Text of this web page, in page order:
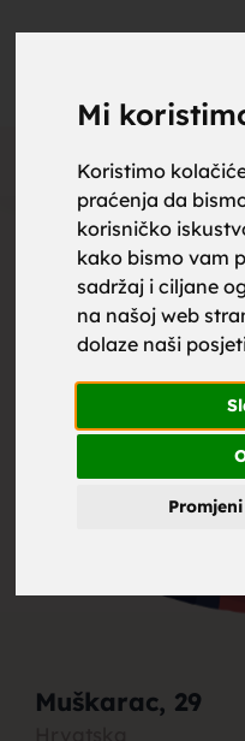
Mi
Koristimo
praćenja da
korisničko
kako bismo vam
sadržaj i ciljane
na našoj web
dolaze naši
Muškarac, 29
za